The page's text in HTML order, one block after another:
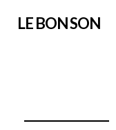
LE BON SON